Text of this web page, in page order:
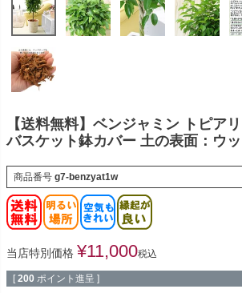
【送料無料】ベンジャミン トピア
バスケット鉢カバー 土の表面：ウ
商品番号 g7-benzyat1w
当店特別価格 ¥11,000税込
[ 200 ポイント進呈 ]